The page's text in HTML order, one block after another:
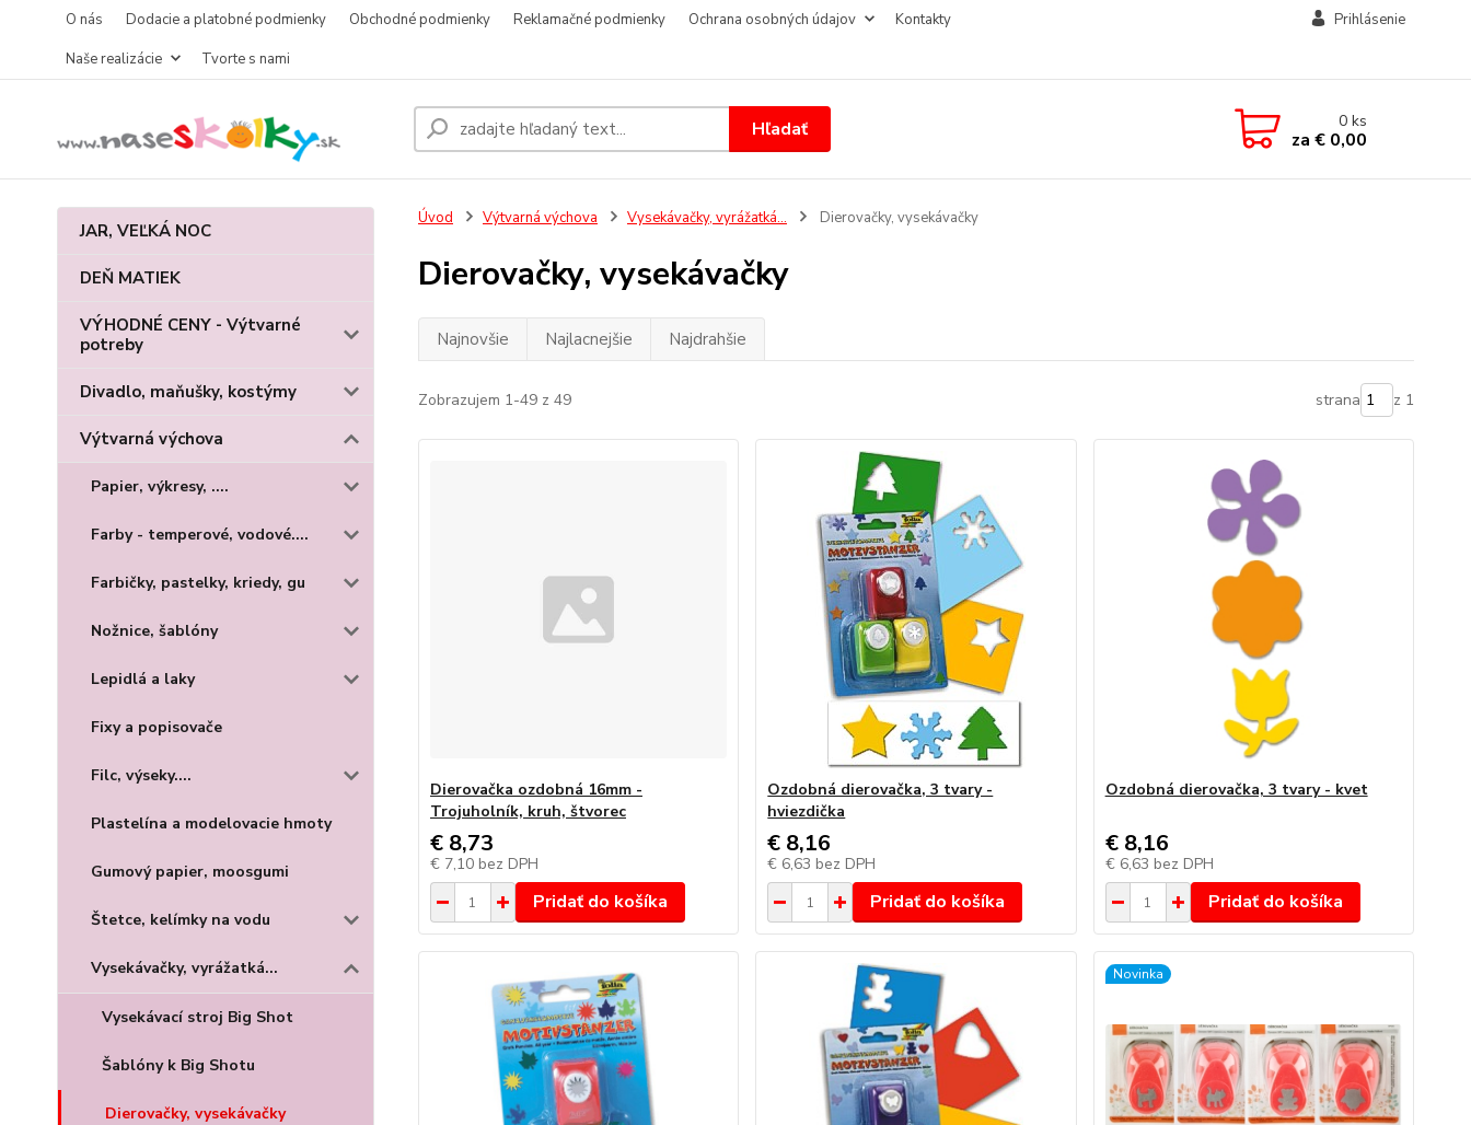
O nás Dodacie a platobné podmienky Obchodné podmienky Reklamačné podmienky Ochrana osobných údajov
Kontakty
Naše realizácie
Tvorte s nami
Prihlásenie
Hľadať 0ks
za € 0,00
JAR, VEĽKÁ NOC
DEŇ MATIEK
VÝHODNÉ CENY - Výtvarné
potreby
Divadlo, maňušky, kostýmy
Výtvarná výchova
Papier, výkresy, ....
Farby - temperové, vodové....
Farbičky, pastelky, kriedy, gu
Nožnice, šablóny
Lepidlá a laky
Fixy a popisovače
Filc, výseky....
Plastelína a modelovacie hmoty
Gumový papier, moosgumi
Štetce, kelímky na vodu
Vysekávačky, vyrážatká...
Vysekávací stroj Big Shot
Šablóny k Big Shotu
Dierovačky, vysekávačky
Úvod Výtvarná výchova Vysekávačky, vyrážatká... Dierovačky, vysekávačky
Dierovačky, vysekávačky
Najnovšie Najlacnejšie Najdrahšie
Zobrazujem 1-49 z 49 strana z 1
Dierovačka ozdobná 16mm -
Trojuholník, kruh, štvorec
€ 8,73
€ 7,10 bez DPH
Pridať do košíka
Ozdobná dierovačka, 3 tvary -
hviezdička
€ 8,16
€ 6,63 bez DPH
Pridať do košíka
Ozdobná dierovačka, 3 tvary - kvet
€ 8,16
€ 6,63 bez DPH
Pridať do košíka
Novinka